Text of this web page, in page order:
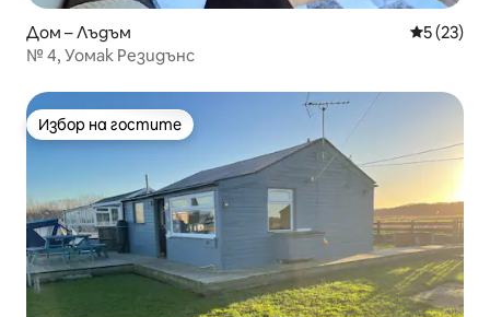
Дом – Лъдъм Средна
5 (23)
№ 4, Уомак Резидънс
Избор на гостите
Избор на гостите